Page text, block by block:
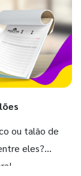
ou talão de
eles?